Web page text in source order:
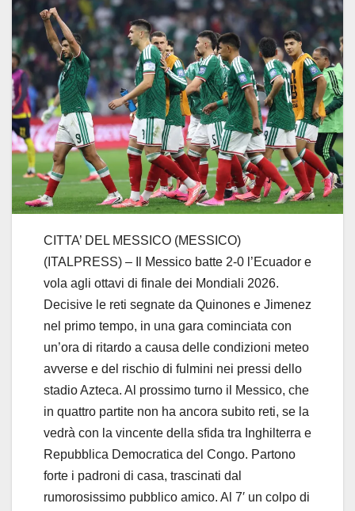
CITTA’ DEL MESSICO (MESSICO)
(ITALPRESS) – Il Messico batte 2-0 l’Ecuador e
vola agli ottavi di finale dei Mondiali 2026.
Decisive le reti segnate da Quinones e Jimenez
nel primo tempo, in una gara cominciata con
un’ora di ritardo a causa delle condizioni meteo
avverse e del rischio di fulmini nei pressi dello
stadio Azteca. Al prossimo turno il Messico, che
in quattro partite non ha ancora subito reti, se la
vedrà con la vincente della sfida tra Inghilterra e
Repubblica Democratica del Congo. Partono
forte i padroni di casa, trascinati dal
rumorosissimo pubblico amico. Al 7′ un colpo di